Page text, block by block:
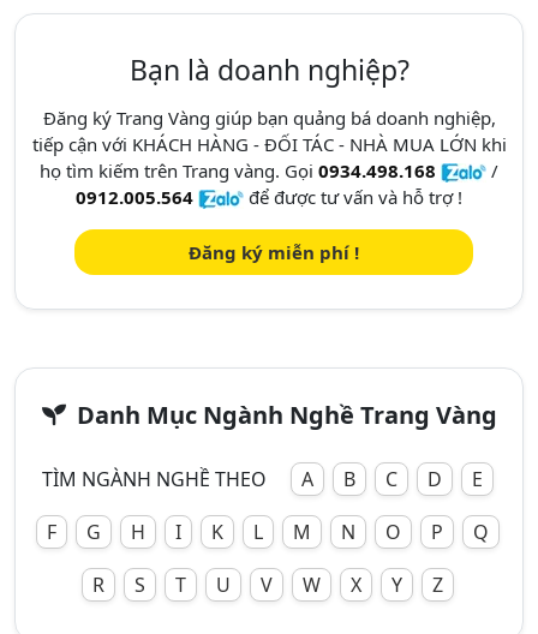
Bạn là doanh nghiệp?
Đăng ký Trang Vàng giúp bạn quảng bá doanh nghiệp,
tiếp cận với KHÁCH HÀNG - ĐỐI TÁC - NHÀ MUA LỚN khi
họ tìm kiếm trên Trang vàng. Gọi 0934.498.168
/
0912.005.564
để được tư vấn và hỗ trợ !
Đăng ký miễn phí !
Danh Mục Ngành Nghề Trang Vàng
TÌM NGÀNH NGHỀ THEO A B C D
E
F
G H I K L M N O P
Q
R
S T U V W X Y Z